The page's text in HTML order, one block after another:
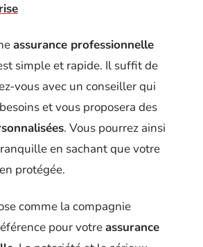
assurance professionnelle
simple et rapide. Il suffit de
vous avec un conseiller qui
et vous proposera des
. Vous pourrez ainsi
en sachant que votre
protégée.
comme la compagnie
pour votreassurance